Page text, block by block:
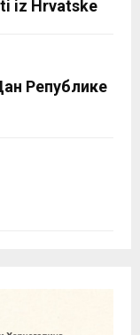
iz Hrvatske
Републике